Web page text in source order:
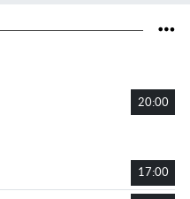
20:00
17:00